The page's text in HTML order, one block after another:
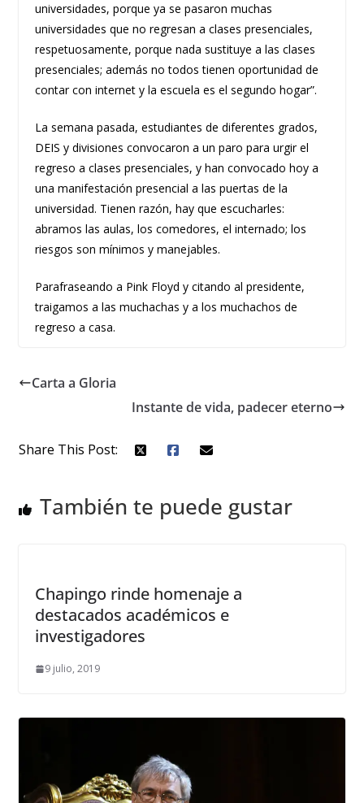
universidades, porque ya se pasaron muchas
universidades que no regresan a clases presenciales,
respetuosamente, porque nada sustituye a las clases
presenciales; además no todos tienen oportunidad de
contar con internet y la escuela es el segundo hogar”.
La semana pasada, estudiantes de diferentes grados,
DEIS y divisiones convocaron a un paro para urgir el
regreso a clases presenciales, y han convocado hoy a
una manifestación presencial a las puertas de la
universidad. Tienen razón, hay que escucharles:
abramos las aulas, los comedores, el internado; los
riesgos son mínimos y manejables.
Parafraseando a Pink Floyd y citando al presidente,
traigamos a las muchachas y a los muchachos de
regreso a casa.
Carta a Gloria
Instante de vida, padecer eterno
Share This Post:
También te puede gustar
Chapingo rinde homenaje a
destacados académicos e
investigadores
9 julio, 2019